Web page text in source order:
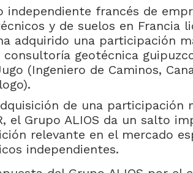
independiente francés de
y de suelos en Francia
adquirido una participación
consultoría geotécnica
(Ingeniero de Caminos,
de una participación
el Grupo ALIOS da un salto
relevante en el mercado
independientes.